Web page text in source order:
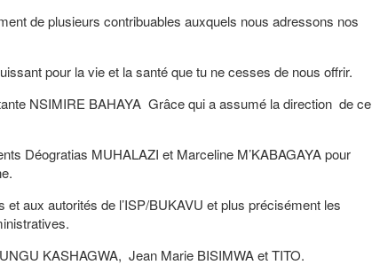
de plusieurs contribuables auxquels nous adressons nos
pour la vie et la santé que tu ne cesses de nous offrir.
NSIMIRE BAHAYA Grâce qui a assumé la direction de ce
MUHALAZI et Marceline M’KABAGAYA pour
autorités de l’ISP/BUKAVU et plus précisément les
KASHAGWA, Jean Marie BISIMWA et TITO.